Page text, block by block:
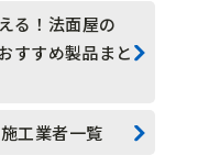
リング
枠工
る！法面屋の
すすめ製品まと
工業者一覧